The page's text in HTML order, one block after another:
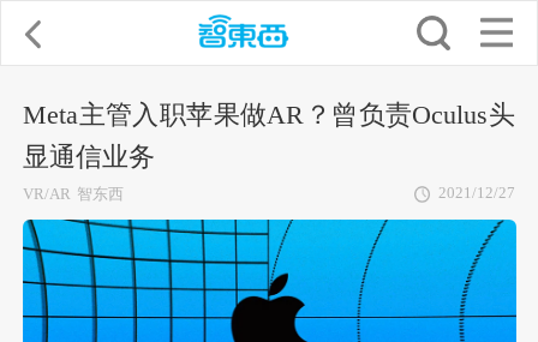
Meta主管入职苹果做AR？曾负责Oculus头
显通信业务
VR/AR 智东西 2021/12/27